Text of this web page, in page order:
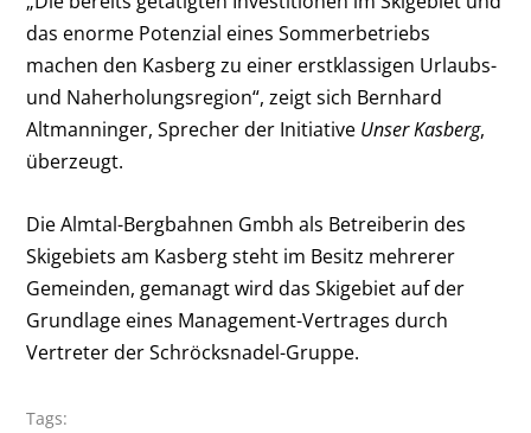
das enorme Potenzial eines Sommerbetriebs
machen den Kasberg zu einer erstklassigen Urlaubs-
und Naherholungsregion“, zeigt sich Bernhard
Altmanninger, Sprecher der Initiative Unser Kasberg,
überzeugt.
Die Almtal-Bergbahnen Gmbh als Betreiberin des
Skigebiets am Kasberg steht im Besitz mehrerer
Gemeinden, gemanagt wird das Skigebiet auf der
Grundlage eines Management-Vertrages durch
Vertreter der Schröcksnadel-Gruppe.
Tags: